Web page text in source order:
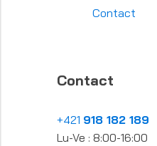
Contact
Contact
+421 918 182 189
Lu-Ve : 8:00-16:00